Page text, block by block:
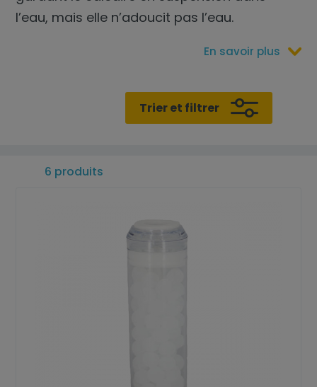
l’eau, mais elle n’adoucit pas l’eau.
En savoir plus
Trier et filtrer
6 produits